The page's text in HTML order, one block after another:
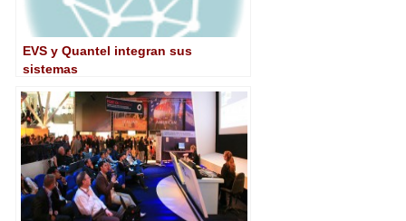
EVS y Quantel integran sus
sistemas